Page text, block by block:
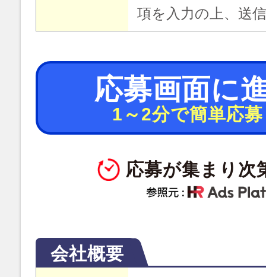
項を入力の上、送
応募画面に
1～2分で簡単応
応募が集まり次
会社概要